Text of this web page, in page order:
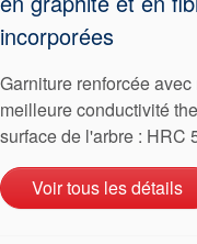
Durabilité
incorporées
Garniture renforcée
meilleure conductivité
surface de l'arbre : HRC
Voir tous les détails